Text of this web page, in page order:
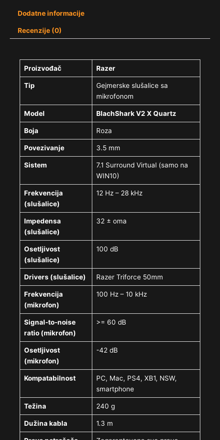
Dodatne informacije
Recenzije (0)
Proizvođač Razer
Tip
Gejmerske slušalice sa
mikrofonom
Model BlachShark V2 X Quartz
Boja Roza
Povezivanje 3.5 mm
Sistem
7.1 Surround Virtual (samo na
WIN10)
Frekvencija
(slušalice)
12 Hz – 28 kHz
Impedensa
(slušalice)
32 ± oma
Osetljivost
(slušalice)
100 dB
Drivers (slušalice) Razer Triforce 50mm
Frekvencija
(mikrofon)
100 Hz – 10 kHz
Signal-to-noise
ratio (mikrofon)
>= 60 dB
Osetljivost
(mikrofon)
-42 dB
Kompatabilnost
PC, Mac, PS4, XB1, NSW,
smartphone
Težina 240 g
Dužina kabla 1.3 m